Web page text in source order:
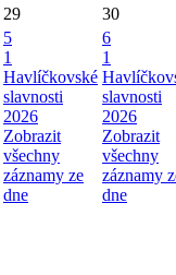
29 30
5
1
Havlíčkovské
slavnosti
2026
Zobrazit
všechny
záznamy ze
dne
6
1
slavnosti
2026
Zobrazit
všechny
záznamy
dne